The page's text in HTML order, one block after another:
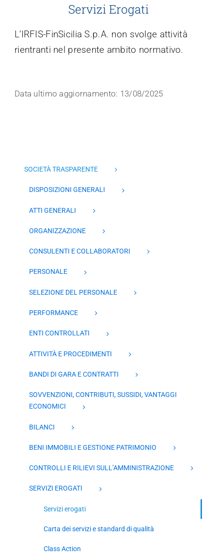
Servizi Erogati
L’IRFIS-FinSicilia S.p.A. non svolge attività
rientranti nel presente ambito normativo.
Data ultimo aggiornamento: 13/08/2025
SOCIETÀ TRASPARENTE
DISPOSIZIONI GENERALI
ATTI GENERALI
ORGANIZZAZIONE
CONSULENTI E COLLABORATORI
PERSONALE
SELEZIONE DEL PERSONALE
PERFORMANCE
ENTI CONTROLLATI
ATTIVITÀ E PROCEDIMENTI
BANDI DI GARA E CONTRATTI
SOVVENZIONI, CONTRIBUTI, SUSSIDI, VANTAGGI
ECONOMICI
BILANCI
BENI IMMOBILI E GESTIONE PATRIMONIO
CONTROLLI E RILIEVI SULL’AMMINISTRAZIONE
SERVIZI EROGATI
Servizi erogati
Carta dei servizi e standard di qualità
Class Action